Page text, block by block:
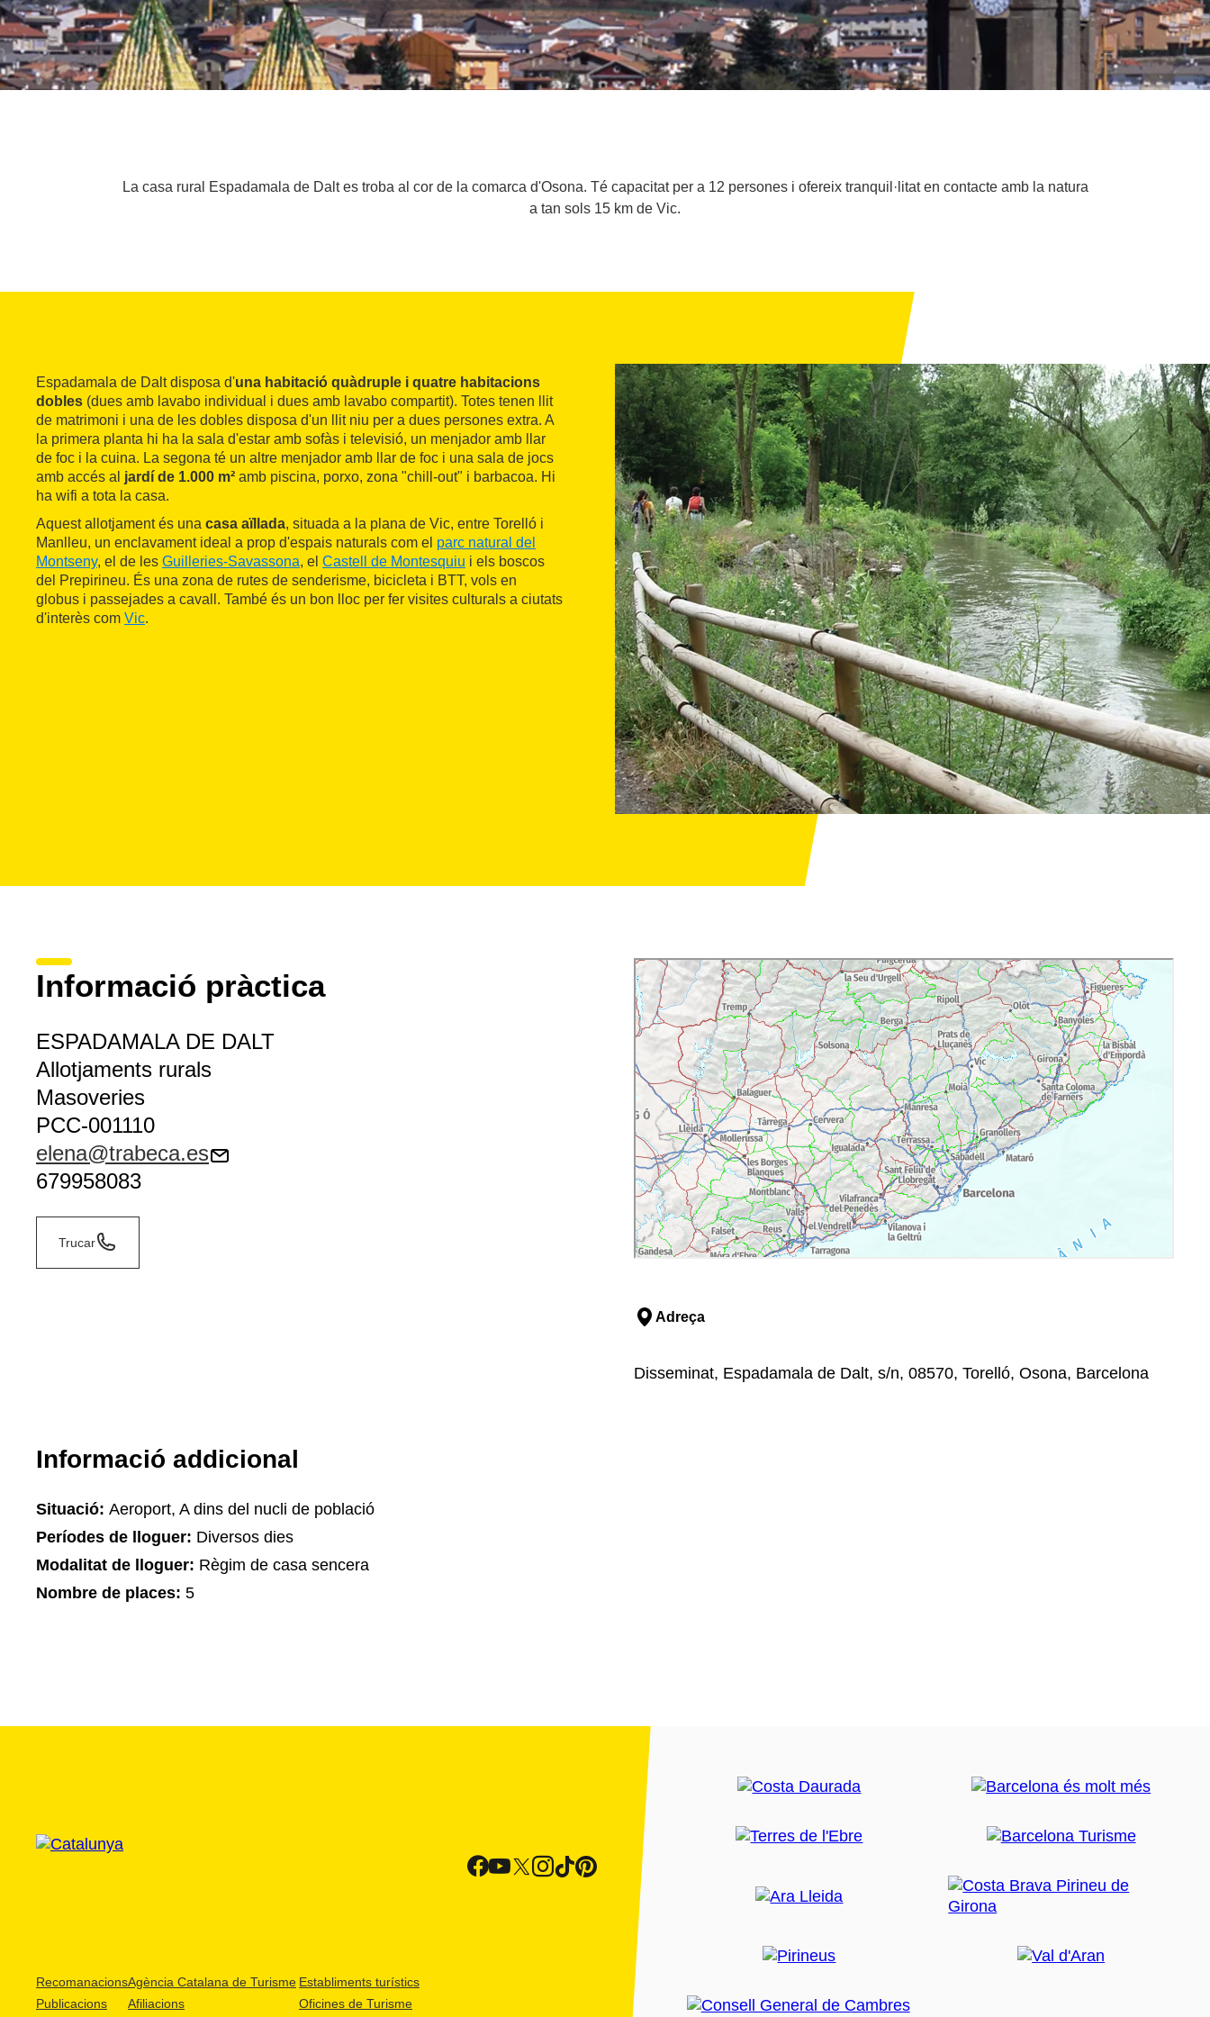
La casa rural Espadamala de Dalt es troba al cor de la comarca d'Osona. Té capacitat per a 12 persones i ofereix tranquil·litat en contacte amb la natura
a tan sols 15 km de Vic.
Espadamala de Dalt disposa d'una habitació quàdruple i quatre habitacions
dobles (dues amb lavabo individual i dues amb lavabo compartit). Totes tenen llit
de matrimoni i una de les dobles disposa d'un llit niu per a dues persones extra. A
la primera planta hi ha la sala d'estar amb sofàs i televisió, un menjador amb llar
de foc i la cuina. La segona té un altre menjador amb llar de foc i una sala de jocs
amb accés al jardí de 1.000 m² amb piscina, porxo, zona "chill-out" i barbacoa. Hi
ha wifi a tota la casa.
Aquest allotjament és una casa aïllada, situada a la plana de Vic, entre Torelló i
Manlleu, un enclavament ideal a prop d'espais naturals com el parc natural del
Montseny, el de les Guilleries-Savassona, el Castell de Montesquiu i els boscos
del Prepirineu. És una zona de rutes de senderisme, bicicleta i BTT, vols en
globus i passejades a cavall. També és un bon lloc per fer visites culturals a ciutats
d'interès com Vic.
Informació pràctica
ESPADAMALA DE DALT
Allotjaments rurals
Masoveries
PCC-001110
elena@trabeca.es
679958083
Trucar
Adreça
Disseminat, Espadamala de Dalt, s/n, 08570, Torelló, Osona, Barcelona
Informació addicional
Situació: Aeroport, A dins del nucli de població
Períodes de lloguer: Diversos dies
Modalitat de lloguer: Règim de casa sencera
Nombre de places: 5
Recomanacions
Publicacions
Agència Catalana de Turisme
Afiliacions
Establiments turístics
Oficines de Turisme